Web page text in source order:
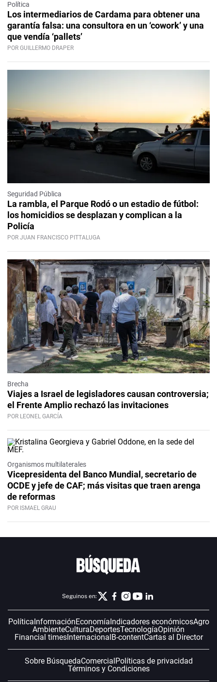
Política
Los intermediarios de Cardama para obtener una
garantía falsa: una consultora en un ‘cowork’ y una
que vendía ‘pallets’
POR GUILLERMO DRAPER
Seguridad Pública
La rambla, el Parque Rodó o un estadio de fútbol:
los homicidios se desplazan y complican a la
Policía
POR JUAN FRANCISCO PITTALUGA
Brecha
Viajes a Israel de legisladores causan controversia;
el Frente Amplio rechazó las invitaciones
POR LEONEL GARCÍA
Organismos multilaterales
Vicepresidenta del Banco Mundial, secretario de
OCDE y jefe de CAF; más visitas que traen arenga
de reformas
POR ISMAEL GRAU
Seguinos en:
PolíticaInformaciónEconomíaIndicadores económicosAgro
AmbienteCulturaDeportesTecnologíaOpinión
Financial timesInternacionalB-contentCartas al Director
Sobre BúsquedaComercialPolíticas de privacidad
Términos y Condiciones